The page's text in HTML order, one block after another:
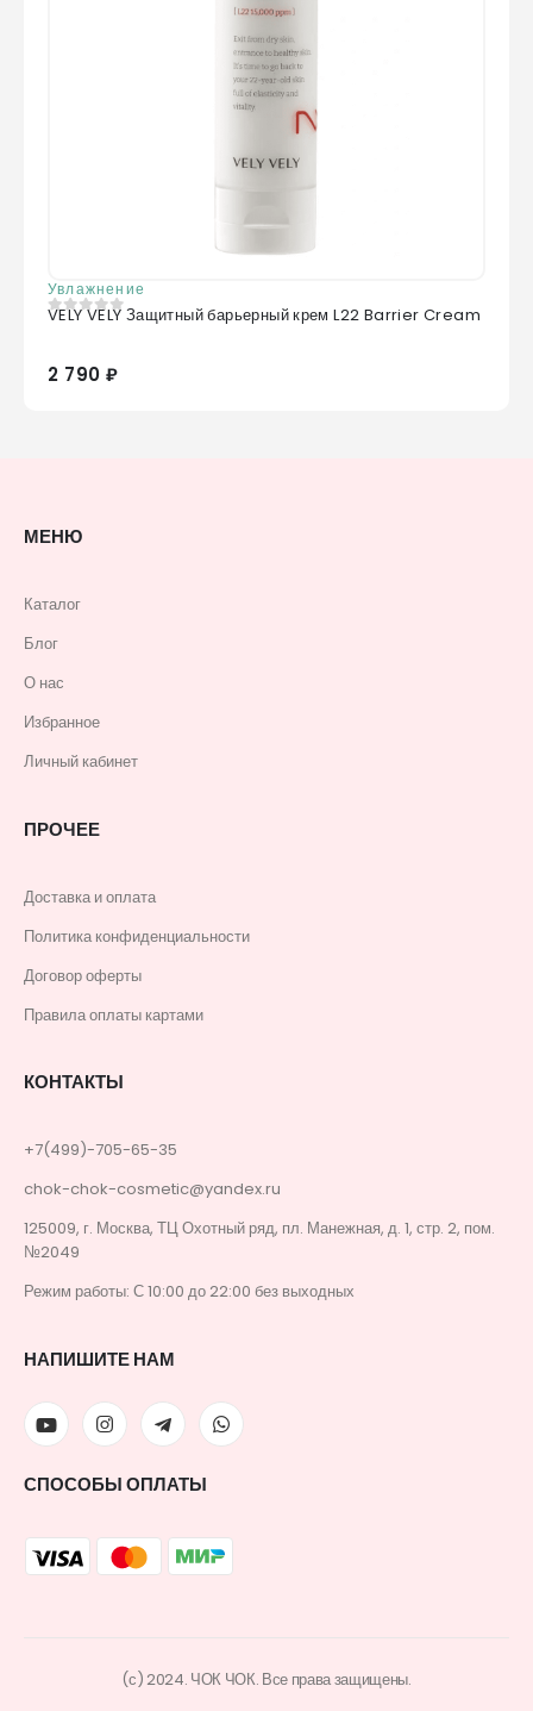
Увлажнение
0 из 5
VELY VELY Защитный барьерный крем L22 Barrier Cream
2 790 ₽
МЕНЮ
Каталог
Блог
О нас
Избранное
Личный кабинет
ПРОЧЕЕ
Доставка и оплата
Политика конфиденциальности
Договор оферты
Правила оплаты картами
КОНТАКТЫ
+7(499)-705-65-35
chok-chok-cosmetic@yandex.ru
125009, г. Москва, ТЦ Охотный ряд, пл. Манежная, д. 1, стр. 2, пом.
№2049
Режим работы: С 10:00 до 22:00 без выходных
НАПИШИТЕ НАМ
СПОСОБЫ ОПЛАТЫ
(с) 2024. ЧОК ЧОК. Все права защищены.